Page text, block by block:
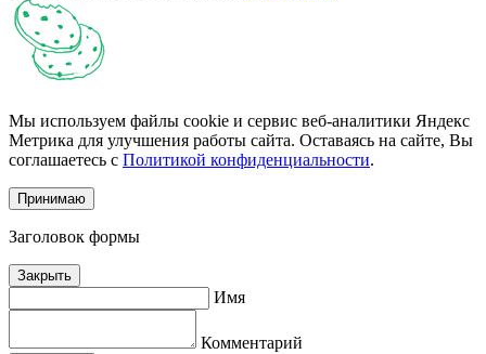
Мы используем файлы cookie и сервис веб-аналитики Яндекс
Метрика для улучшения работы сайта. Оставаясь на сайте, Вы
соглашаетесь с Политикой конфиденциальности.
Принимаю
Заголовок формы
Закрыть
Имя
Комментарий